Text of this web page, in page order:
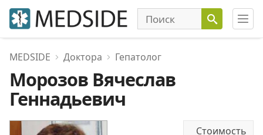
MEDSIDE Доктора Гепатолог
Морозов Вячеслав
Геннадьевич
Стоимость